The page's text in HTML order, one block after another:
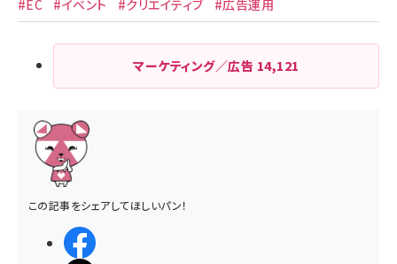
#EC #イベント #クリエイティブ #広告運用
マーケティング／広告 14,121
この記事をシェアしてほしいパン！